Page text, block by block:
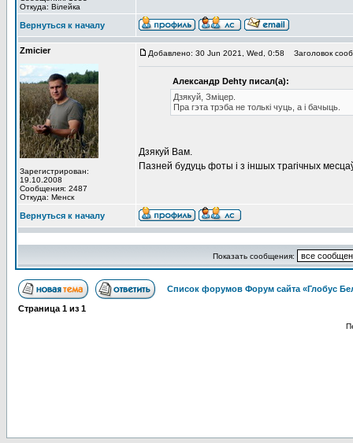
Откуда: Вiлейка
Вернуться к началу
Zmicier
Зарегистрирован:
19.10.2008
Сообщения: 2487
Откуда: Менск
Добавлено: 30 Jun 2021, Wed, 0:58 Заголовок
Александр Dehty писал(а):
Дзякуй, Зміцер.
Пра гэта трэба не толькі чуць, а і бачыць.
Дзякуй Вам.
Пазней будуць фоты і з іншых трагічных
Вернуться к началу
Показать сообщения:
Список форумов Форум сайта «Глобус
Страница 1 из 1